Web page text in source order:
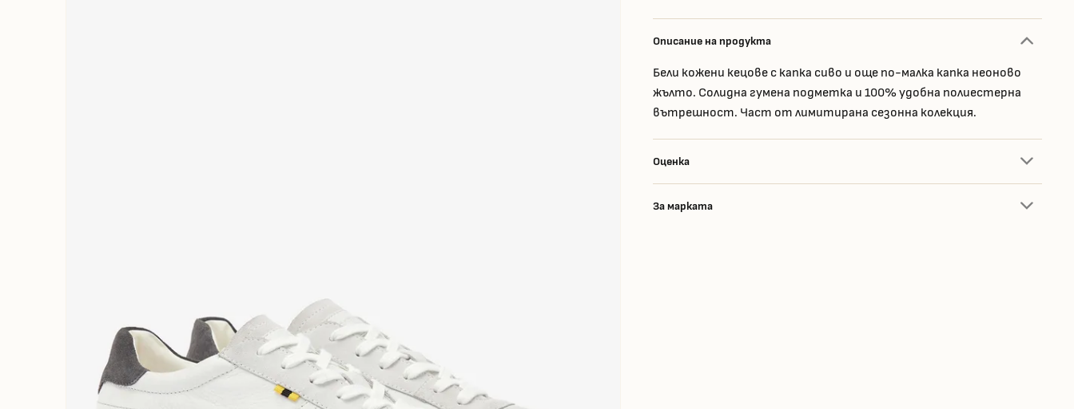
Описание на продукта
Бели кожени кецове с капка сиво и още по-малка капка неоново
жълто. Солидна гумена подметка и 100% удобна полиестерна
вътрешност. Част от лимитирана сезонна колекция.
Оценка
За марката